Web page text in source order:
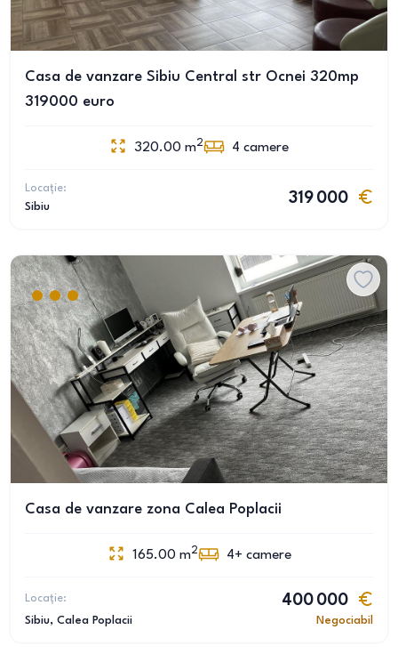
Casa de vanzare Sibiu Central str Ocnei 320mp
319000 euro
320.00 m2 4 camere
Locație:
Sibiu
319 000
Casa de vanzare zona Calea Poplacii
165.00 m2 4+ camere
Locație:
Sibiu, Calea Poplacii
400 000
Negociabil